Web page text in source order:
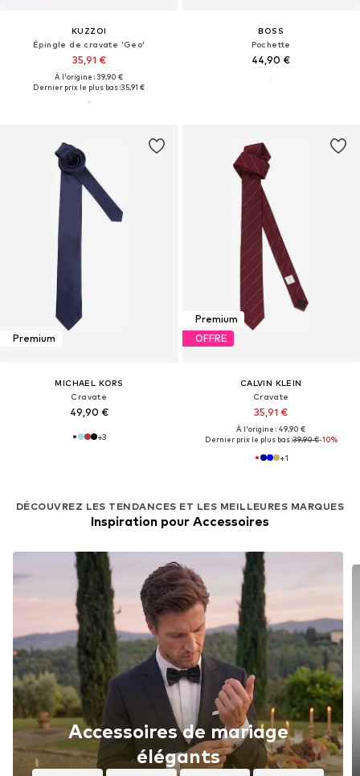
KUZZOI
Épingle de cravate 'Geo'
35,91 €
À l'origine : 39,90 €
Dernier prix le plus bas :35,91 €
BOSS
Pochette
44,90 €
Premium
MICHAEL KORS
Cravate
49,90 €
+3
DÉCOUVREZ LES TENDANCES ET LES MEILLEURES MARQUES
Inspiration pour Accessoires
Accessoires de mariage
élégants
Premium
OFFRE
CALVIN KLEIN
Cravate
35,91 €
À l'origine : 49,90 €
Dernier prix le plus bas :39,90 €-10%
+1